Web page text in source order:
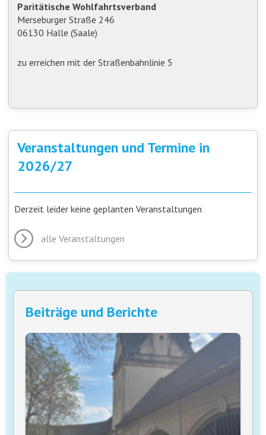
Paritätische Wohlfahrtsverband
Merseburger Straße 246
06130 Halle (Saale)
zu erreichen mit der Straßenbahnlinie 5
Veranstaltungen und Termine in
2026/27
Derzeit leider keine geplanten Veranstaltungen
alle Veranstaltungen
Beiträge und Berichte